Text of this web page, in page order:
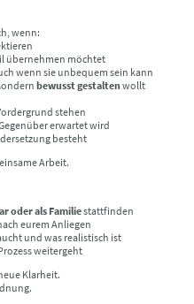
wenn:
übernehmen möchtet
wenn sie unbequem sein kann
bewusst gestaltenwollt
stehen
erwartet wird
besteht
Arbeit.
oder als Familiestattfinden
eurem Anliegen
und was realistisch ist
weitergeht
Klarheit.